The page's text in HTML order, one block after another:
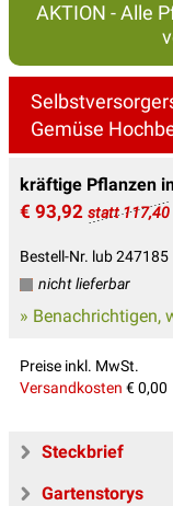
AKTION - Alle
Gemüse
kräftige Pflanzen
€ 93,92 statt 117,40
Bestell-Nr. lub 247185
nicht lieferbar
» Benachrichtigen,
Preise inkl. MwSt.
Versandkosten € 0,00
Steckbrief
Gartenstorys